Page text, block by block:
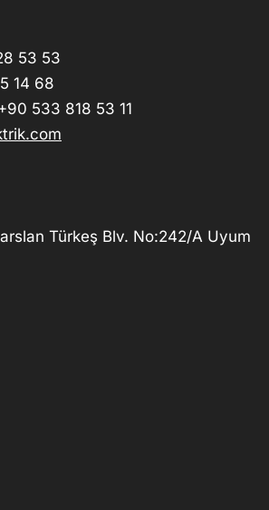
53 53
14 68
533 818 53 11
Türkeş Blv. No:242/A Uyum